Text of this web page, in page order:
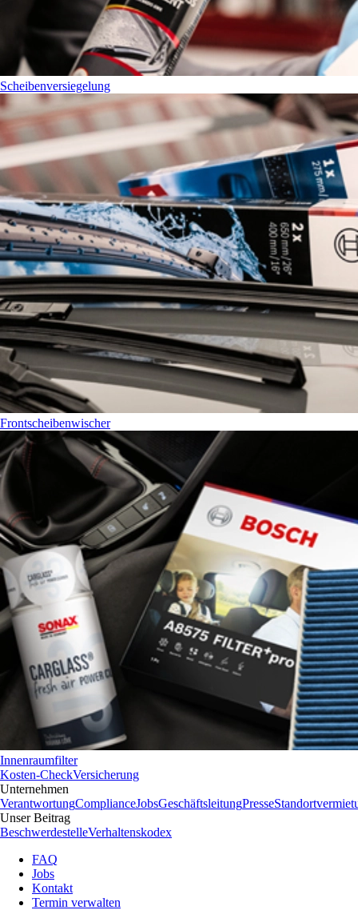
Scheibenversiegelung
Frontscheibenwischer
Innenraumfilter
Kosten-CheckVersicherung
Unternehmen
VerantwortungComplianceJobsGeschäftsleitungPresse
Unser Beitrag
BeschwerdestelleVerhaltenskodex
FAQ
Jobs
Kontakt
Termin verwalten